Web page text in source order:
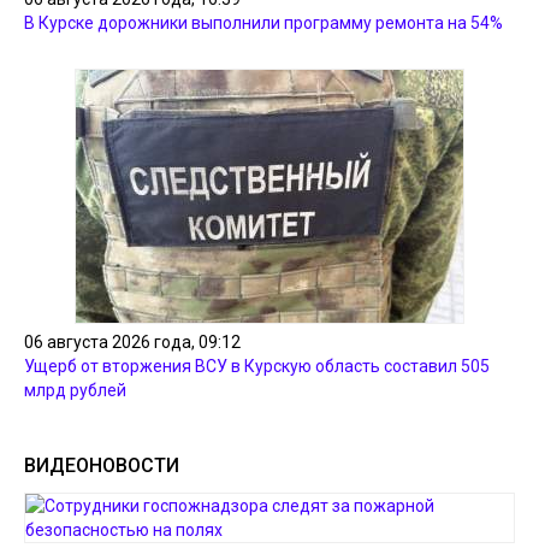
В Курске дорожники выполнили программу ремонта на 54%
06 августа 2026 года, 09:12
Ущерб от вторжения ВСУ в Курскую область составил 505
млрд рублей
ВИДЕОНОВОСТИ